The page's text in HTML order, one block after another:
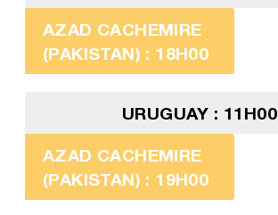
AZAD CACHEMIRE
(PAKISTAN) : 18H00
URUGUAY : 11H00
AZAD CACHEMIRE
(PAKISTAN) : 19H00